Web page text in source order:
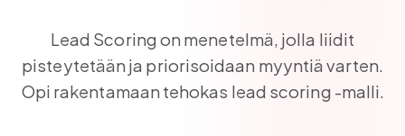
Lead Scoring on menetelmä, jolla liidit
pisteytetään ja priorisoidaan myyntiä varten.
Opi rakentamaan tehokas lead scoring -malli.